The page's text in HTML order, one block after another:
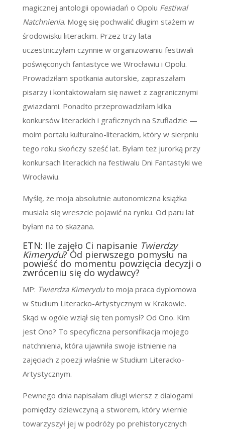
magicznej antologii opowiadań o Opolu Festiwal
Natchnienia. Mogę się pochwalić długim stażem w
środowisku literackim. Przez trzy lata
uczestniczyłam czynnie w organizowaniu festiwali
poświęconych fantastyce we Wrocławiu i Opolu.
Prowadziłam spotkania autorskie, zapraszałam
pisarzy i kontaktowałam się nawet z zagranicznymi
gwiazdami. Ponadto przeprowadziłam kilka
konkursów literackich i graficznych na Szufladzie —
moim portalu kulturalno-literackim, który w sierpniu
tego roku skończy sześć lat. Byłam też jurorką przy
konkursach literackich na festiwalu Dni Fantastyki we
Wrocławiu.
Myślę, że moja absolutnie autonomiczna książka
musiała się wreszcie pojawić na rynku. Od paru lat
byłam na to skazana.
ETN: Ile zajęło Ci napisanie Twierdzy
Kimerydu? Od pierwszego pomysłu na
powieść do momentu powzięcia decyzji o
zwróceniu się do wydawcy?
MP: Twierdza Kimeryduto moja praca dyplomowa
w Studium Literacko-Artystycznym w Krakowie.
Skąd w ogóle wziął się ten pomysł? Od Ono. Kim
jest Ono? To specyficzna personifikacja mojego
natchnienia, która ujawniła swoje istnienie na
zajęciach z poezji właśnie w Studium Literacko-
Artystycznym.
Pewnego dnia napisałam długi wiersz z dialogami
pomiędzy dziewczyną a stworem, który wiernie
towarzyszył jej w podróży po prehistorycznych